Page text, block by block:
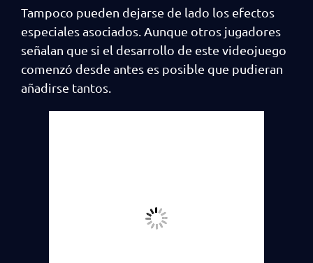
Tampoco pueden dejarse de lado los efectos
especiales asociados. Aunque otros jugadores
señalan que si el desarrollo de este videojuego
comenzó desde antes es posible que pudieran
añadirse tantos.